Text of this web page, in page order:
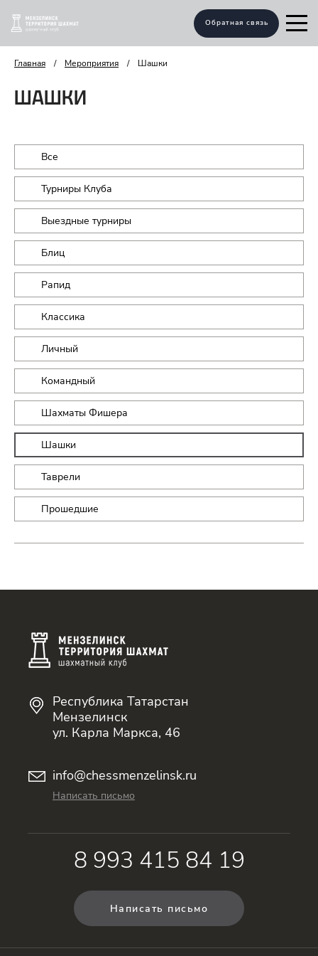
Обратная связь
Главная / Мероприятия / Шашки
ШАШКИ
Все
Турниры Клуба
Выездные турниры
Блиц
Рапид
Классика
Личный
Командный
Шахматы Фишера
Шашки
Таврели
Прошедшие
Республика Татарстан
Мензелинск
ул. Карла Маркса, 46
info@chessmenzelinsk.ru
Написать письмо
8 993 415 84 19
Написать письмо